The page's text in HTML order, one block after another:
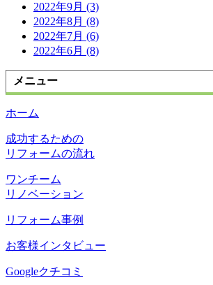
2022年9月 (3)
2022年8月 (8)
2022年7月 (6)
2022年6月 (8)
メニュー
ホーム
成功するための
リフォームの流れ
ワンチーム
リノベーション
リフォーム事例
お客様インタビュー
Googleクチコミ